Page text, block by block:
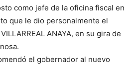
como jefe de la oficina fiscal en
que le dio personalmente el
ANAYA, en su gira de
el gobernador al nuevo